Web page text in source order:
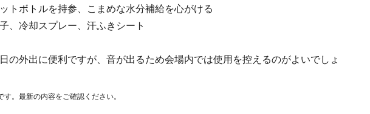
トボトルを持参、こまめな水分補給を心がける
、冷却スプレー、汗ふきシート
の外出に便利ですが、音が出るため会場内では使用を控えるのがよいでしょ
。最新の内容をご確認ください。